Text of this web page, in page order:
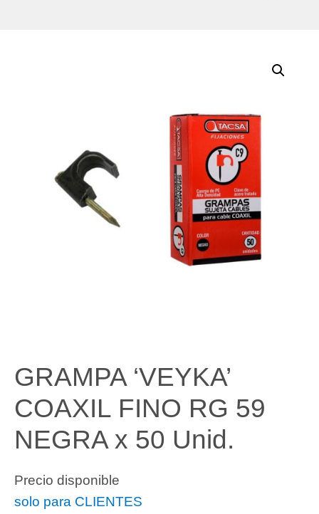
GRAMPA ‘VEYKA’
COAXIL FINO RG 59
NEGRA x 50 Unid.
Precio disponible
solo para CLIENTES